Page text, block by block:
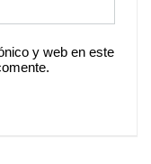
y web en este